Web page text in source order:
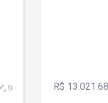
0 R$